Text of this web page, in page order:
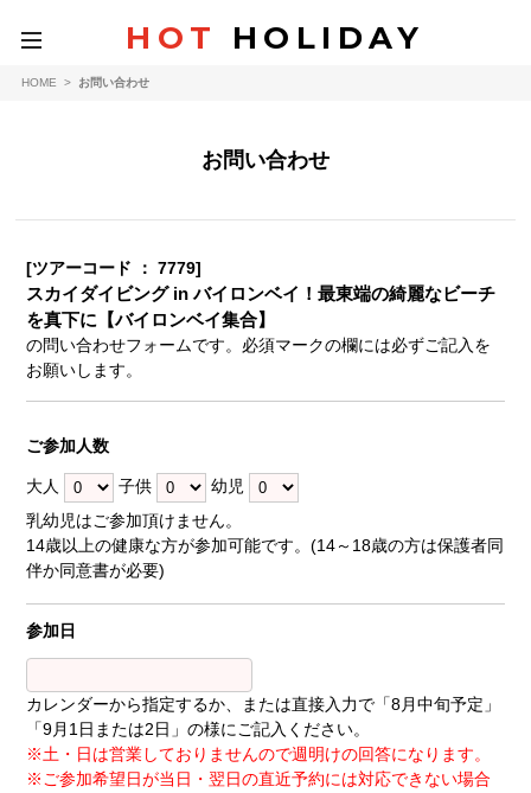
toggle
navigation
HOT HOLIDAY
HOME > お問い合わせ
お問い合わせ
[ツアーコード ： 7779]
スカイダイビング in バイロンベイ！最東端の綺麗なビーチ
を真下に【バイロンベイ集合】
の問い合わせフォームです。必須マークの欄には必ずご記入を
お願いします。
ご参加人数
大人 子供
幼児
乳幼児はご参加頂けません。
14歳以上の健康な方が参加可能です。(14～18歳の方は保護者同
伴か同意書が必要)
参加日
カレンダーから指定するか、または直接入力で「8月中旬予定」
「9月1日または2日」の様にご記入ください。
※土・日は営業しておりませんので週明けの回答になります。
※ご参加希望日が当日・翌日の直近予約には対応できない場合